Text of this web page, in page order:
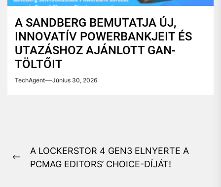
A SANDBERG BEMUTATJA ÚJ,
INNOVATÍV POWERBANKJEIT ÉS
UTAZÁSHOZ AJÁNLOTT GAN-
TÖLTŐIT
TechAgent Június 30, 2026
navigáció
Previous
A LOCKERSTOR 4 GEN3 ELNYERTE A
PCMAG EDITORS’ CHOICE-DÍJÁT!